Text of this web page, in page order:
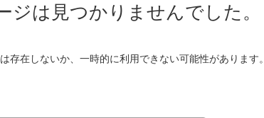
ジは見つかりませんでした。
存在しないか、一時的に利用できない可能性があります。